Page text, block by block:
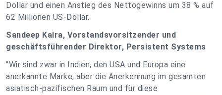
Dollar und einen Anstieg des Nettogewinns um 38 % auf
62 Millionen US-Dollar.
Sandeep Kalra, Vorstandsvorsitzender und
geschäftsführender Direktor, Persistent Systems
"Wir sind zwar in Indien, den USA und Europa eine
anerkannte Marke, aber die Anerkennung im gesamten
asiatisch-pazifischen Raum und für diese